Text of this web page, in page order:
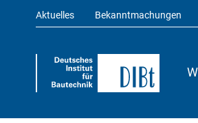
Aktuelles Bekanntmachungen